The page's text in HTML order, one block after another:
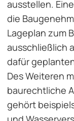
ausstellen.
die
Lageplan zum
ausschließlich
dafür
Des Weiteren
baurechtliche
gehört